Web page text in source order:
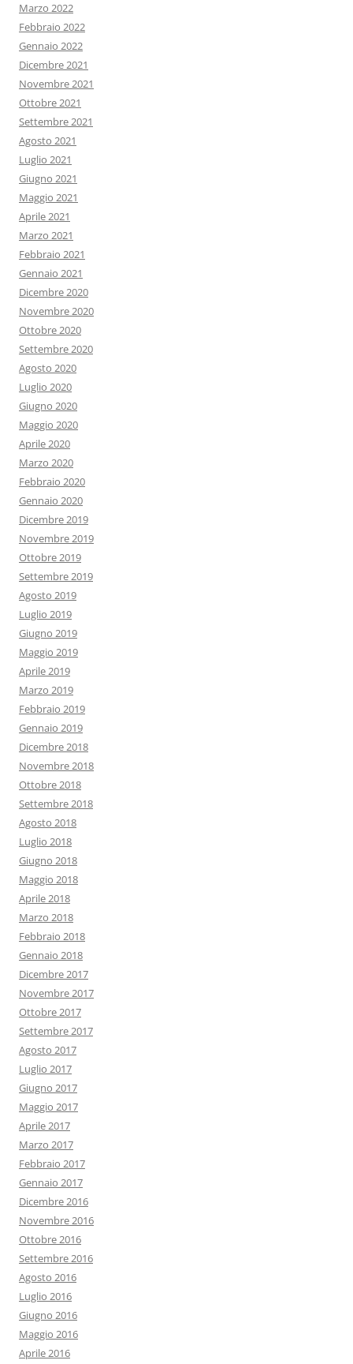
Marzo 2022
Febbraio 2022
Gennaio 2022
Dicembre 2021
Novembre 2021
Ottobre 2021
Settembre 2021
Agosto 2021
Luglio 2021
Giugno 2021
Maggio 2021
Aprile 2021
Marzo 2021
Febbraio 2021
Gennaio 2021
Dicembre 2020
Novembre 2020
Ottobre 2020
Settembre 2020
Agosto 2020
Luglio 2020
Giugno 2020
Maggio 2020
Aprile 2020
Marzo 2020
Febbraio 2020
Gennaio 2020
Dicembre 2019
Novembre 2019
Ottobre 2019
Settembre 2019
Agosto 2019
Luglio 2019
Giugno 2019
Maggio 2019
Aprile 2019
Marzo 2019
Febbraio 2019
Gennaio 2019
Dicembre 2018
Novembre 2018
Ottobre 2018
Settembre 2018
Agosto 2018
Luglio 2018
Giugno 2018
Maggio 2018
Aprile 2018
Marzo 2018
Febbraio 2018
Gennaio 2018
Dicembre 2017
Novembre 2017
Ottobre 2017
Settembre 2017
Agosto 2017
Luglio 2017
Giugno 2017
Maggio 2017
Aprile 2017
Marzo 2017
Febbraio 2017
Gennaio 2017
Dicembre 2016
Novembre 2016
Ottobre 2016
Settembre 2016
Agosto 2016
Luglio 2016
Giugno 2016
Maggio 2016
Aprile 2016